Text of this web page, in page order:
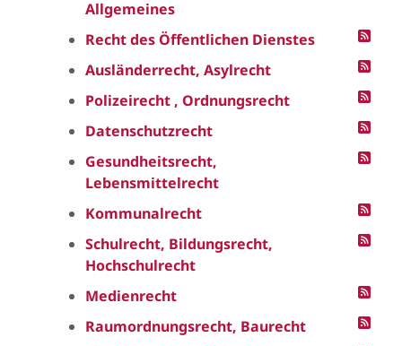
Allgemeines
Recht des Öffentlichen Dienstes
Ausländerrecht, Asylrecht
Polizeirecht , Ordnungsrecht
Datenschutzrecht
Gesundheitsrecht,
Lebensmittelrecht
Kommunalrecht
Schulrecht, Bildungsrecht,
Hochschulrecht
Medienrecht
Raumordnungsrecht, Baurecht